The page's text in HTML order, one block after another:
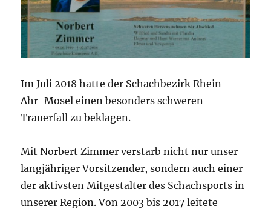
Im Juli 2018 hatte der Schachbezirk Rhein-
Ahr-Mosel einen besonders schweren
Trauerfall zu beklagen.
Mit Norbert Zimmer verstarb nicht nur unser
langjähriger Vorsitzender, sondern auch einer
der aktivsten Mitgestalter des Schachsports in
unserer Region. Von 2003 bis 2017 leitete